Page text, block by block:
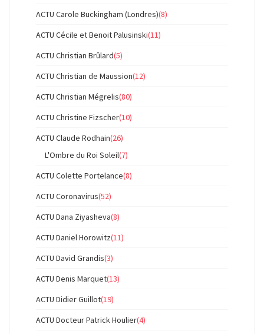
ACTU Carole Buckingham (Londres)(8)
ACTU Cécile et Benoit Palusinski(11)
ACTU Christian Brûlard(5)
ACTU Christian de Maussion(12)
ACTU Christian Mégrelis(80)
ACTU Christine Fizscher(10)
ACTU Claude Rodhain(26)
L'Ombre du Roi Soleil(7)
ACTU Colette Portelance(8)
ACTU Coronavirus(52)
ACTU Dana Ziyasheva(8)
ACTU Daniel Horowitz(11)
ACTU David Grandis(3)
ACTU Denis Marquet(13)
ACTU Didier Guillot(19)
ACTU Docteur Patrick Houlier(4)